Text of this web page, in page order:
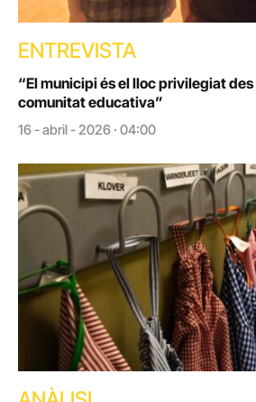
ENTREVISTA
“El municipi és el lloc privilegiat des
comunitat educativa”
16 - abril - 2026 · 04:00